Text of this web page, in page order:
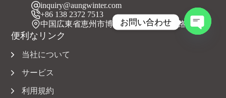
inquiry@aungwinter.com
+86 138 2372 7513
中国広東省恵州市博羅県元洲鎮上興五路
便利なリンク
当社について
サービス
利用規約
お問い合わせ